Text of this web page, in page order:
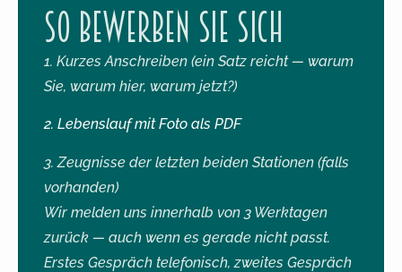
So bewerben Sie sich
1. Kurzes Anschreiben (ein Satz reicht — warum
Sie, warum hier, warum jetzt?)
2. Lebenslauf mit Foto als PDF
3. Zeugnisse der letzten beiden Stationen (falls
vorhanden)
Wir melden uns innerhalb von 3 Werktagen
zurück — auch wenn es gerade nicht passt.
Erstes Gespräch telefonisch, zweites Gespräch